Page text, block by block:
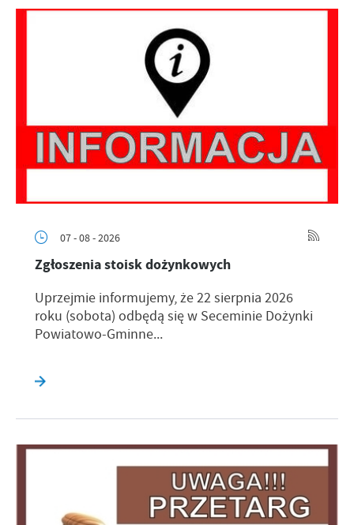
07 - 08 - 2026
Zgłoszenia stoisk dożynkowych
Uprzejmie informujemy, że 22 sierpnia 2026
roku (sobota) odbędą się w Seceminie Dożynki
Powiatowo-Gminne...